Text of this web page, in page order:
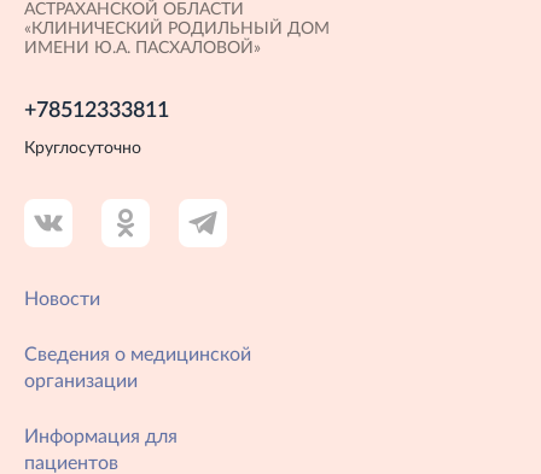
АСТРАХАНСКОЙ ОБЛАСТИ
«КЛИНИЧЕСКИЙ РОДИЛЬНЫЙ ДОМ
ИМЕНИ Ю.А. ПАСХАЛОВОЙ»
+78512333811
Круглосуточно
Новости
Сведения о медицинской
организации
Информация для
пациентов